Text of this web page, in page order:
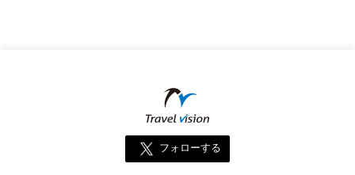
フォローする